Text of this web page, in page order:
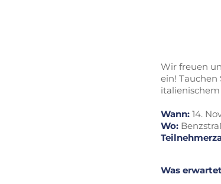
Wir freuen
ein! Tauchen
Wann: 14.
Wo:
Was